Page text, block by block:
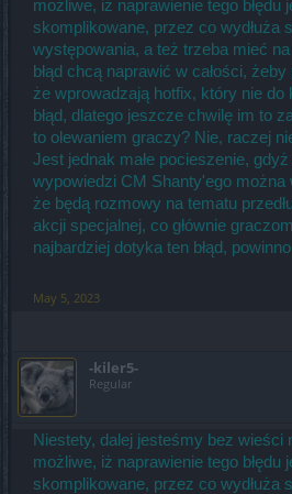
możliwe, iż naprawienie tego błędu
skomplikowane, przez co wydłuża
występowania, a też trzeba mieć
błąd chcą naprawić w całości,
że wprowadzają hotfix, który nie do
błąd, dlatego jeszcze chwilę im to
to olewaniem graczy? Nie, raczej
Jest jednak małe pocieszenie,
wypowiedzi CM Shanty'ego można
że będą rozmowy na tematu
akcji specjalnej, co głównie
najbardziej dotyka ten błąd,
May 5, 2023
-kiler5-
Regular
Niestety, dalej jesteśmy bez wieści
możliwe, iż naprawienie tego błędu
skomplikowane, przez co wydłuża